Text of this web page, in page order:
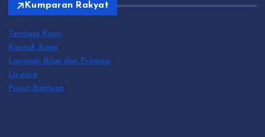
Kumparan Rakyat
Tentang Kami
Kontak Kami
Layanan Iklan dan Promosi
Licence
Pusat Bantuan